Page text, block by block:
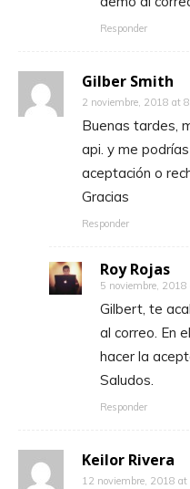
Responder
Gilber Smith
2 noviembre, 2018 at
Buenas tardes,
api. y me
aceptación o
Gracias
Responder
Roy Rojas
5 noviembre,
Gilbert, te
al correo. En
hacer la
Saludos.
Responder
Keilor Rivera
12 noviembre, 2018